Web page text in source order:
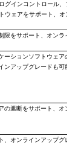
グインコントロール、
フ
ウェアをサポート、オン
限をサポート、オンライ
ーションソフトウェアの
ンアップグレードも可能
の遮断をサポート、オン
、オンラインアップグレ